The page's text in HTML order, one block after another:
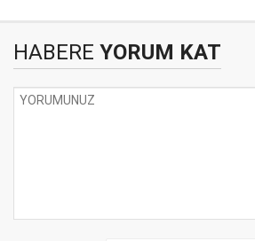
HABERE YORUM KAT